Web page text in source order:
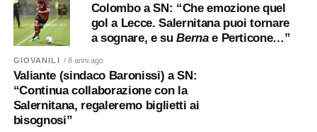
Colombo a SN: “Che emozione quel
gol a Lecce. Salernitana puoi tornare
a sognare, e suBernae Perticone…”
GIOVANILI / 8 anni ago
Valiante (sindaco Baronissi) a SN:
“Continua collaborazione con la
Salernitana, regaleremo biglietti ai
bisognosi”